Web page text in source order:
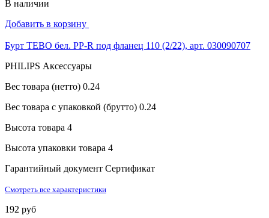
В наличии
Добавить в корзину
Бурт TEBO бел. PP-R под фланец 110 (2/22), арт. 030090707
PHILIPS Аксессуары
Вес товара (нетто) 0.24
Вес товара с упаковкой (брутто) 0.24
Высота товара 4
Высота упаковки товара 4
Гарантийный документ Сертификат
Смотреть все характеристики
192 руб